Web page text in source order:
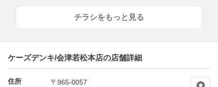
チラシをもっと見る
ケーズデンキ/会津若松本店の店舗詳細
住所
〒965-0057